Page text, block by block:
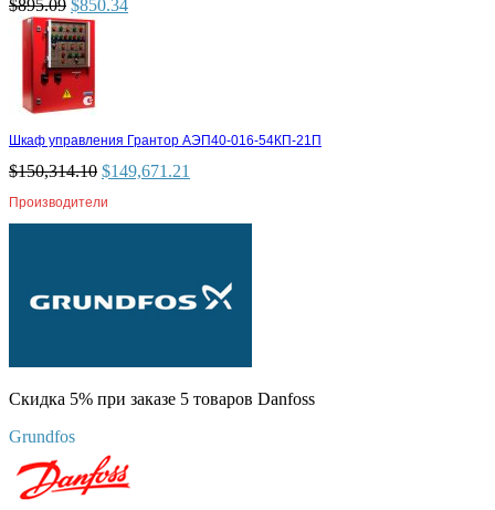
$895.09 $850.34
Шкаф управления Грантор АЭП40-016-54КП-21П
$150,314.10 $149,671.21
Производители
Скидка 5% при заказе 5 товаров Danfoss
Grundfos